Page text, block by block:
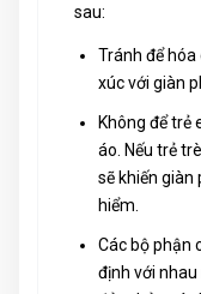
sau:
Tránh để
xúc với giàn
Không để trẻ
áo. Nếu trẻ
sẽ khiến giàn
hiểm.
Các bộ phận
định với